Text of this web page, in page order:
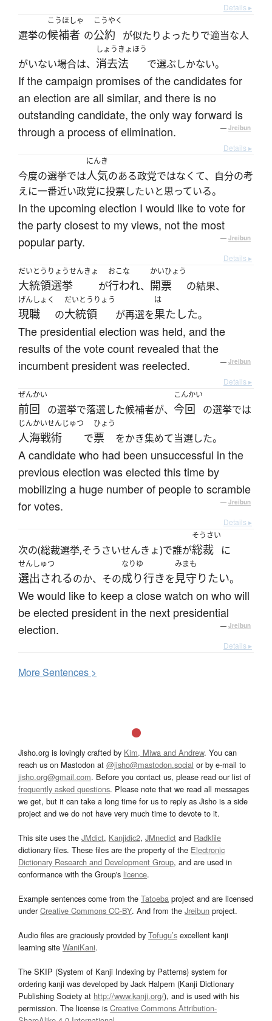
Details ▸
選挙の
こうほしゃ
候補者 の
こうやく
公約 が似たりよったりで適当な人
がいない場合は、
しょうきょほう
消去法 で選ぶしかない。
If the campaign promises of the candidates for
an election are all similar, and there is no
outstanding candidate, the only way forward is
through a process of elimination.
— Jreibun
Details ▸
今度の選挙では
にんき
人気のある政党ではなくて、自分の考
えに一番近い政党に投票したいと思っている。
In the upcoming election I would like to vote for
the party closest to my views, not the most
popular party.
— Jreibun
Details ▸
だいとうりょうせんきょ
大統領選挙 が
おこな
行われ、
かいひょう
開票 の結果、
げんしょく
現職 の
だいとうりょう
大統領 が再選を
は
果たした。
The presidential election was held, and the
results of the vote count revealed that the
incumbent president was reelected.
— Jreibun
Details ▸
ぜんかい
前回 の選挙で落選した候補者が、
こんかい
今回 の選挙では
じんかいせんじゅつ
人海戦術 で
ひょう
票 をかき集めて当選した。
A candidate who had been unsuccessful in the
previous election was elected this time by
mobilizing a huge number of people to scramble
for votes.
— Jreibun
Details ▸
次の(総裁選挙,そうさいせんきょ)で誰が
そうさい
総裁 に
せんしゅつ
選出されるのか、その
なりゆ
成り行きを
みまも
見守りたい。
We would like to keep a close watch on who will
be elected president in the next presidential
election.
— Jreibun
Details ▸
MoreSentences >
Jisho.org is lovingly crafted by Kim, Miwa and Andrew. You can
reach us on Mastodon at @jisho@mastodon.social or by e-mail to
jisho.org@gmail.com. Before you contact us, please read our list of
frequently asked questions. Please note that we read all messages
we get, but it can take a long time for us to reply as Jisho is a side
project and we do not have very much time to devote to it.
This site uses the JMdict, Kanjidic2, JMnedict and Radkfile
dictionary files. These files are the property of the Electronic
Dictionary Research and Development Group, and are used in
conformance with the Group's licence.
Example sentences come from the Tatoeba project and are licensed
underCreative Commons CC-BY. And from the Jreibun project.
Audio files are graciously provided by Tofugu’s excellent kanji
learning site WaniKani.
The SKIP (System of Kanji Indexing by Patterns) system for
ordering kanji was developed by Jack Halpern (Kanji Dictionary
Publishing Society at http://www.kanji.org/), and is used with his
permission. The license is Creative Commons Attribution-